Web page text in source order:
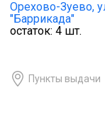
Орехово-Зуево,
"Баррикада"
остаток: 4 шт.
Пункты выдачи